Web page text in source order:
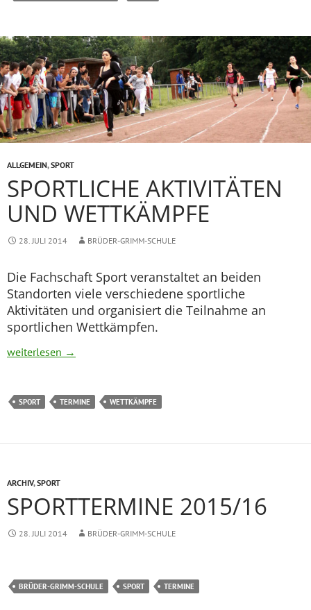
ALLGEMEIN,SPORT
SPORTLICHE AKTIVITÄTEN
UND WETTKÄMPFE
28. JULI 2014 BRÜDER-GRIMM-SCHULE
Die Fachschaft Sport veranstaltet an beiden
Standorten viele verschiedene sportliche
Aktivitäten und organisiert die Teilnahme an
sportlichen Wettkämpfen.
Sportliche Aktivitäten und Wettkämpfe
weiterlesen →
SPORT TERMINE WETTKÄMPFE
ARCHIV,SPORT
SPORTTERMINE 2015/16
28. JULI 2014 BRÜDER-GRIMM-SCHULE
BRÜDER-GRIMM-SCHULE SPORT TERMINE